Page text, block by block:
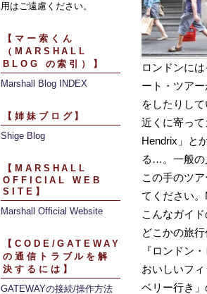
用はご遠慮ください。
【マー索くん
（MARSHALL
BLOG の索引）】
Marshall Blog INDEX
【姉妹ブログ】
Shige Blog
【MARSHALL
OFFICIAL WEB
SITE】
Marshall Official Website
【CODE/GATEWAY
の通信トラブルを解
決するには】
GATEWAYの接続/操作方法
ロンドンに
ート・ツア
をしたりし
近くに寄っ
Hendrix」と
る…。一般の
この手のツ
てください
こんなガイ
どこかの旅
『ロンドン
おいしいフ
ベリー行き